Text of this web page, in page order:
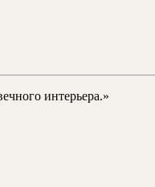
интерьера.»